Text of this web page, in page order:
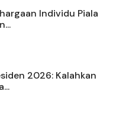
Individu Piala
2026: Kalahkan